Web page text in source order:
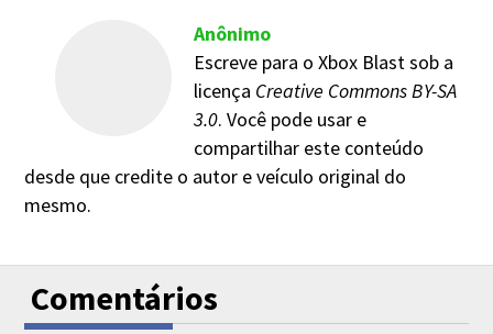
Anônimo
Escreve para o Xbox Blast sob a
licença Creative Commons BY-SA
3.0. Você pode usar e
compartilhar este conteúdo
desde que credite o autor e veículo original do
mesmo.
Comentários